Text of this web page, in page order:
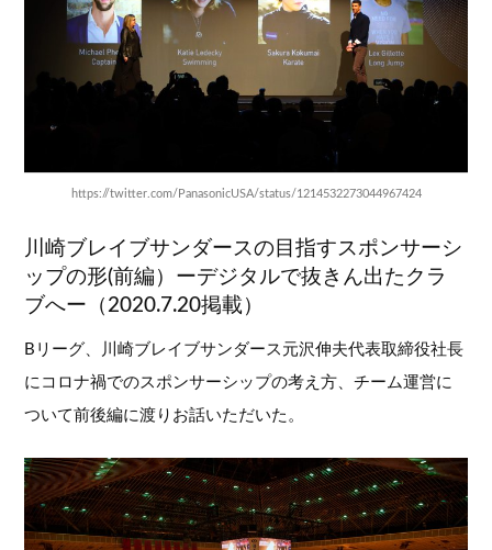
https://twitter.com/PanasonicUSA/status/1214532273044967424
川崎ブレイブサンダースの目指すスポンサーシ
ップの形(前編）ーデジタルで抜きん出たクラ
ブへー（2020.7.20掲載）
Bリーグ、川崎ブレイブサンダース元沢伸夫代表取締役社長
にコロナ禍でのスポンサーシップの考え方、チーム運営に
ついて前後編に渡りお話いただいた。